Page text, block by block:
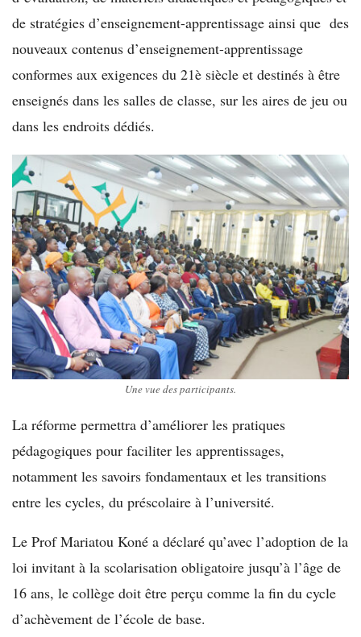
de stratégies d’enseignement-apprentissage ainsi que des
nouveaux contenus d’enseignement-apprentissage
conformes aux exigences du 21è siècle et destinés à être
enseignés dans les salles de classe, sur les aires de jeu ou
dans les endroits dédiés.
Une vue des participants.
La réforme permettra d’améliorer les pratiques
pédagogiques pour faciliter les apprentissages,
notamment les savoirs fondamentaux et les transitions
entre les cycles, du préscolaire à l’université.
Le Prof Mariatou Koné a déclaré qu’avec l’adoption de la
loi invitant à la scolarisation obligatoire jusqu’à l’âge de
16 ans, le collège doit être perçu comme la fin du cycle
d’achèvement de l’école de base.